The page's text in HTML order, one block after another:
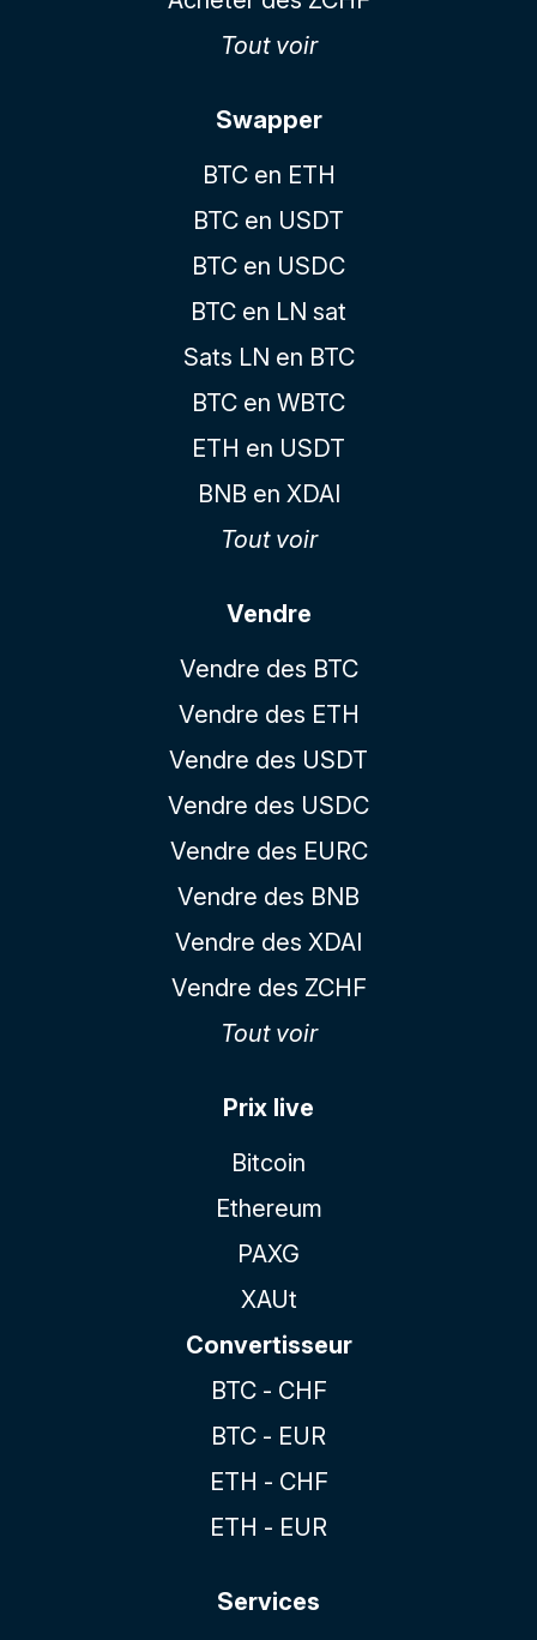
Tout voir
Swapper
BTC en ETH
BTC en USDT
BTC en USDC
BTC en LN sat
Sats LN en BTC
BTC en WBTC
ETH en USDT
BNB en XDAI
Tout voir
Vendre
Vendre des BTC
Vendre des ETH
Vendre des USDT
Vendre des USDC
Vendre des EURC
Vendre des BNB
Vendre des XDAI
Vendre des ZCHF
Tout voir
Prix live
Bitcoin
Ethereum
PAXG
XAUt
Convertisseur
BTC - CHF
BTC - EUR
ETH - CHF
ETH - EUR
Services